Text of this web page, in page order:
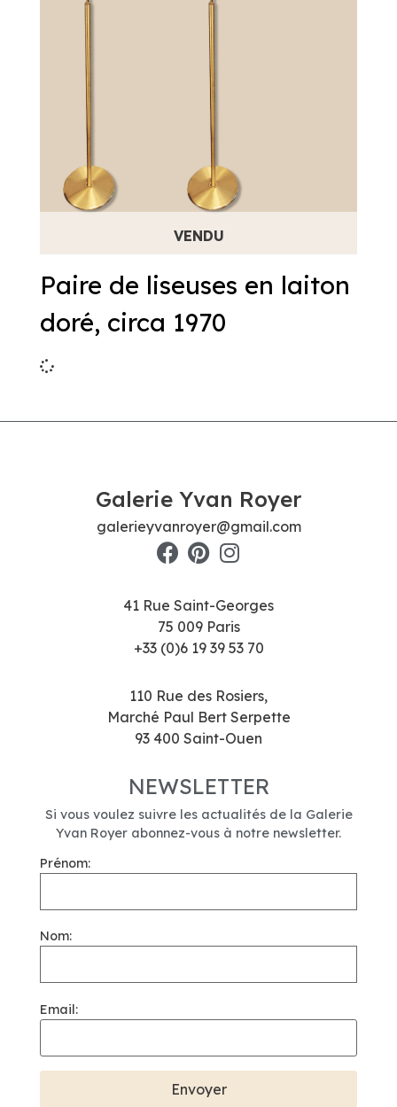
Paire de liseuses en laiton
doré, circa 1970
Galerie Yvan Royer
galerieyvanroyer@gmail.com
41 Rue Saint-Georges
75 009 Paris
+33 (0)6 19 39 53 70
110 Rue des Rosiers,
Marché Paul Bert Serpette
93 400 Saint-Ouen
NEWSLETTER
Si vous voulez suivre les actualités de la Galerie
Yvan Royer abonnez-vous à notre newsletter.
Prénom:
Nom:
Email: